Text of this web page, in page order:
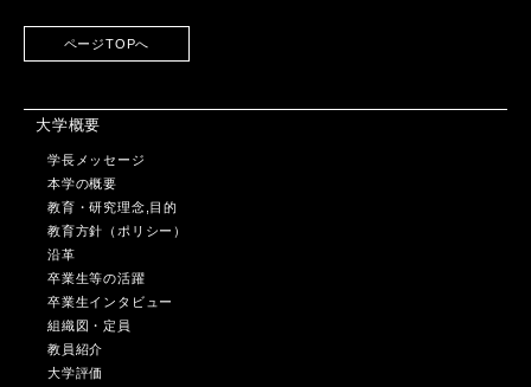
ページTOPへ
大学概要
学長メッセージ
本学の概要
教育・研究理念,目的
教育方針（ポリシー）
沿革
卒業生等の活躍
卒業生インタビュー
組織図・定員
教員紹介
大学評価